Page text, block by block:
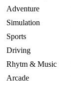
Adventure
Simulation
Sports
Driving
Rhytm & Music
Arcade